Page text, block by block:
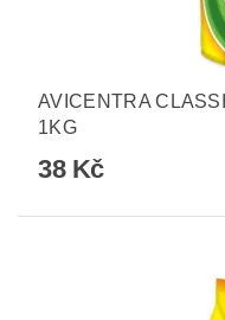
AVICENTRA
1KG
38 Kč